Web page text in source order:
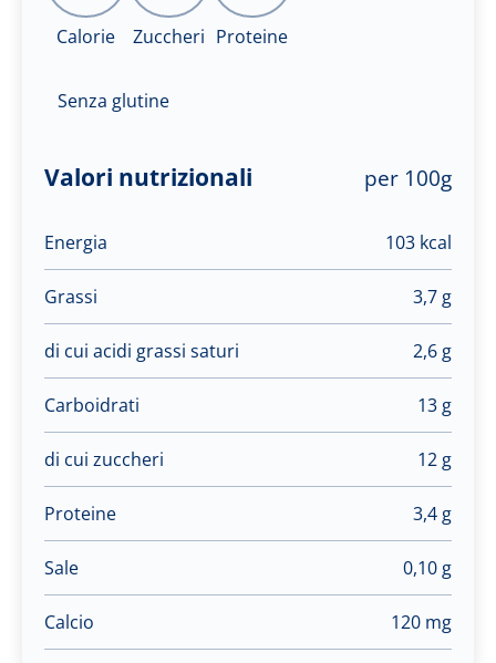
Calorie Zuccheri Proteine
Senza glutine
Valori nutrizionali per 100g
Energia 103 kcal
Grassi 3,7 g
di cui acidi grassi saturi 2,6 g
Carboidrati 13 g
di cui zuccheri 12 g
Proteine 3,4 g
Sale 0,10 g
Calcio 120 mg